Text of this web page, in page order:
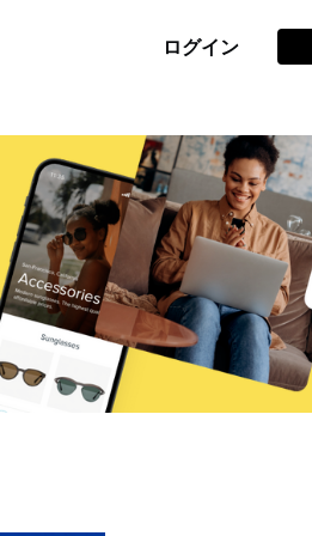
ログイン